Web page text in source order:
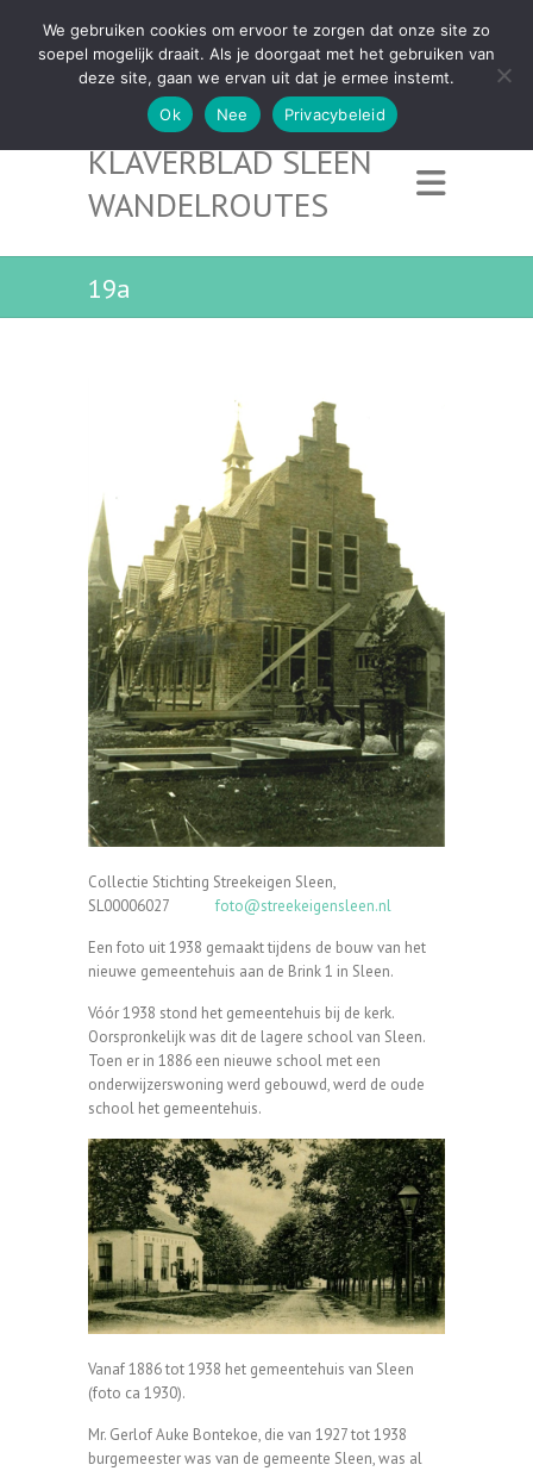
KLAVERBLAD SLEEN
WANDELROUTES
19a
Collectie Stichting Streekeigen Sleen,
SL00006027 foto@streekeigensleen.nl
Een foto uit 1938 gemaakt tijdens de bouw van het
nieuwe gemeentehuis aan de Brink 1 in Sleen.
Vóór 1938 stond het gemeentehuis bij de kerk.
Oorspronkelijk was dit de lagere school van Sleen.
Toen er in 1886 een nieuwe school met een
onderwijzerswoning werd gebouwd, werd de oude
school het gemeentehuis.
Vanaf 1886 tot 1938 het gemeentehuis van Sleen
(foto ca 1930).
Mr. Gerlof Auke Bontekoe, die van 1927 tot 1938
burgemeester was van de gemeente Sleen, was al
We gebruiken cookies om ervoor te zorgen dat onze site zo
soepel mogelijk draait. Als je doorgaat met het gebruiken van
deze site, gaan we ervan uit dat je ermee instemt.
Ok
Nee Privacybeleid